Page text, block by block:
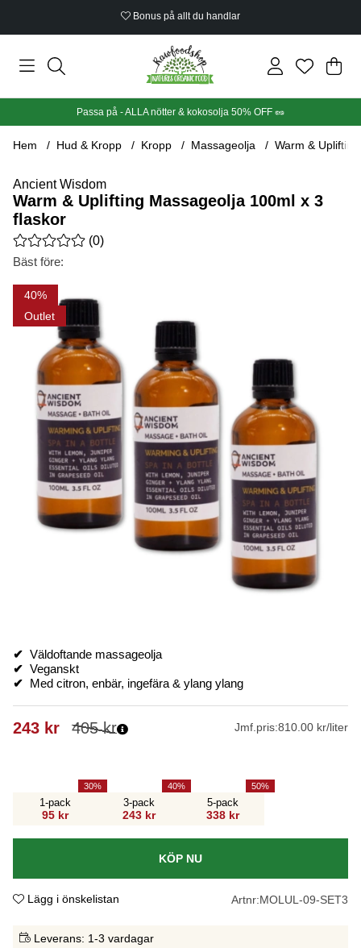
Bonus på allt du handlar
Din
.
Passa på - ALLA nötter & kokosolja 50% OFF 🥜
Hem Hud & Kropp Kropp Massageolja Warm &
Ancient Wisdom
Warm & Uplifting Massageolja 100ml x 3
flaskor
Medelbetyg 0 av 5 Antal betyg 0
(0)
Bäst före:
40
Outlet
Produktbilder Warm & Uplifting Massageolja 100ml x 3 flaskor
✔ Väldoftande massageolja
✔ Veganskt
✔
Med citron, enbär, ingefära & ylang ylang
405kr
243 kr Jmf.pris:810.00 kr/liter
1-pack
95 kr
30
3-pack
243 kr
40
5-pack
338 kr
50
KÖP NU
Lägg i önskelistan Artnr:MOLUL-09-SET3
Leverans: 1-3 vardagar